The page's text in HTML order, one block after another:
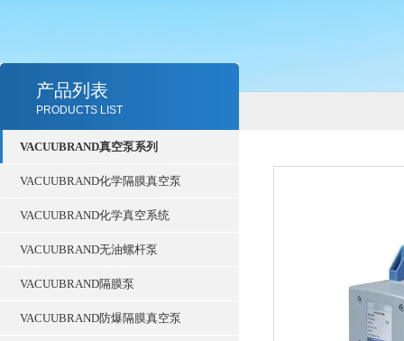
产品列表
PRODUCTS LIST
VACUUBRAND真空泵系列
VACUUBRAND化学隔膜真空泵
VACUUBRAND化学真空系统
VACUUBRAND无油螺杆泵
VACUUBRAND隔膜泵
VACUUBRAND防爆隔膜真空泵